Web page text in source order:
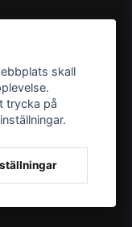
skall
trycka på